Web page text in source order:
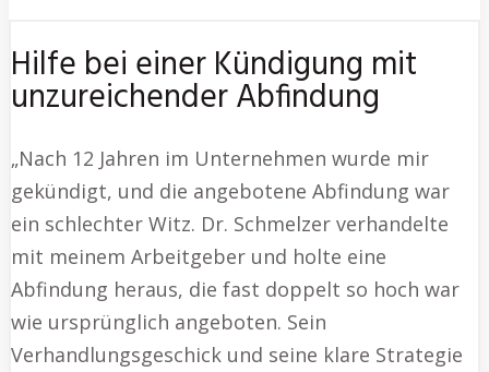
Hilfe bei einer Kündigung mit
unzureichender Abfindung
„Nach 12 Jahren im Unternehmen wurde mir
gekündigt, und die angebotene Abfindung war
ein schlechter Witz. Dr. Schmelzer verhandelte
mit meinem Arbeitgeber und holte eine
Abfindung heraus, die fast doppelt so hoch war
wie ursprünglich angeboten. Sein
Verhandlungsgeschick und seine klare Strategie